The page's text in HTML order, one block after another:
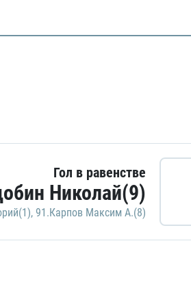
Гол в равенстве
Николай(9)
, 91.Карпов Максим А.(8)